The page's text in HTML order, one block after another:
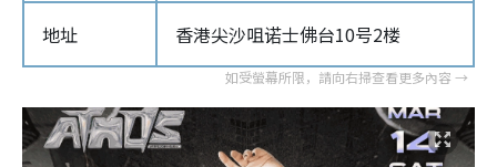
地址 香港尖沙咀诺士佛台10号2楼